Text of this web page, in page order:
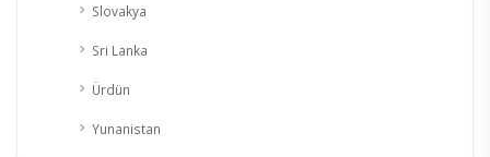
Slovakya
Sri Lanka
Ürdün
Yunanistan